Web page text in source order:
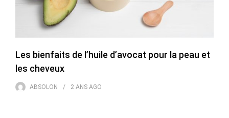
Les bienfaits de l’huile d’avocat pour la peau et
les cheveux
ABSOLON 2 ANS AGO